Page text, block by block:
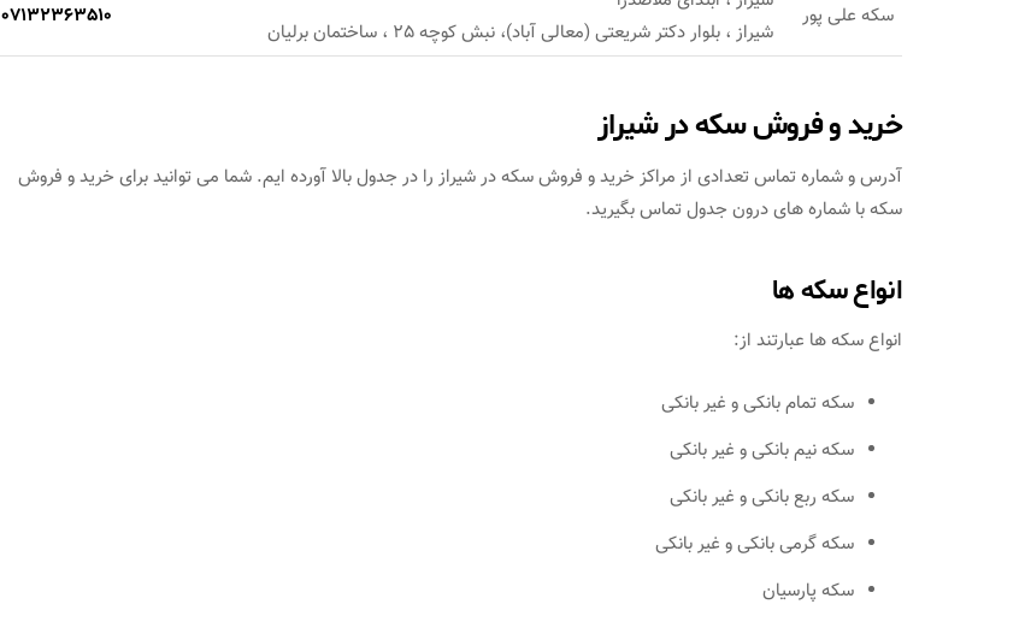
سکه علی پور
شیراز ، بلوار دکتر شریعتی (معالی آباد)، نبش کوچه 25 ، ساختمان برلیان
07132363510
خرید و فروش سکه در شیراز
آدرس و شماره تماس تعدادی از مراکز خرید و فروش سکه در شیراز را در جدول بالا آورده ایم. شما می توانید برای خرید و فروش
سکه با شماره های درون جدول تماس بگیرید.
انواع سکه ها
انواع سکه ها عبارتند از:
سکه تمام بانکی و غیر بانکی
سکه نیم بانکی و غیر بانکی
سکه ربع بانکی و غیر بانکی
سکه گرمی بانکی و غیر بانکی
سکه پارسیان